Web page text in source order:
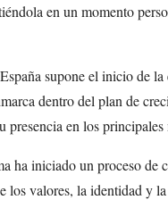
en un momento
supone el inicio de
dentro del plan de
presencia en los principales
ha iniciado un proceso de
los valores, la identidad y